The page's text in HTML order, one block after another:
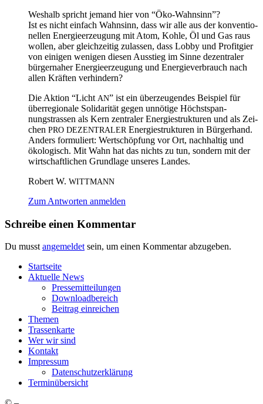
Wes­halb spricht jemand hier von “Öko-Wahn­sinn”?
Ist es nicht ein­fach Wahn­sinn, dass wir alle aus der kon­ven­tio­
nel­len Ener­gie­er­zeu­gung mit Atom, Koh­le, Öl und Gas raus
wol­len, aber gleich­zei­tig zulas­sen, dass Lob­by und Pro­fit­gier
von eini­gen weni­gen die­sen Aus­stieg im Sin­ne dezen­tra­ler
bür­ger­na­her Ener­gie­er­zeu­gung und Ener­gie­ver­brauch nach
allen Kräf­ten verhindern?
Die Akti­on “Licht AN” ist ein über­zeu­gen­des Bei­spiel für
über­re­gio­na­le Soli­da­ri­tät gegen unnö­ti­ge Höchst­span­
nungstras­sen als Kern zen­tra­ler Ener­gie­struk­tu­ren und als Zei­
chen PRO DEZENTRALER Ener­gie­struk­tu­ren in Bürgerhand.
Anders for­mu­liert: Wert­schöp­fung vor Ort, nach­hal­tig und
öko­lo­gisch. Mit Wahn hat das nichts zu tun, son­dern mit der
wirt­schaft­li­chen Grund­la­ge unse­res Landes.
Robert W. WITTMANN
Zum Antworten anmelden
Schreibe einen Kommentar
Du musst angemeldet sein, um einen Kommentar abzugeben.
Start­sei­te
Aktu­el­le News
Pres­se­mit­tei­lun­gen
Down­load­be­reich
Bei­trag einreichen
The­men
Tras­sen­kar­te
Wer wir sind
Kon­takt
Impres­sum
Daten­schutz­er­klä­rung
Ter­min­über­sicht